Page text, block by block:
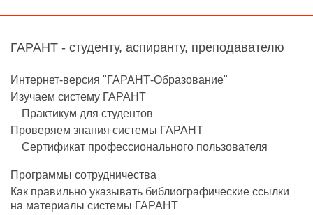
ГАРАНТ - студенту, аспиранту, преподавателю
Интернет-версия "ГАРАНТ-Образование"
Изучаем систему ГАРАНТ
Практикум для студентов
Проверяем знания системы ГАРАНТ
Сертификат профессионального пользователя
Программы сотрудничества
Как правильно указывать библиографические ссылки
на материалы системы ГАРАНТ